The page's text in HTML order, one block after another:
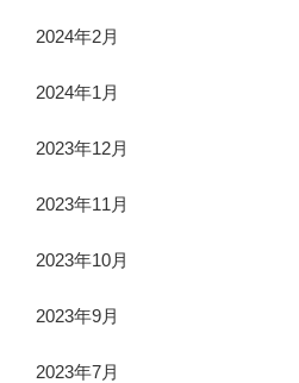
2024年2月
2024年1月
2023年12月
2023年11月
2023年10月
2023年9月
2023年7月